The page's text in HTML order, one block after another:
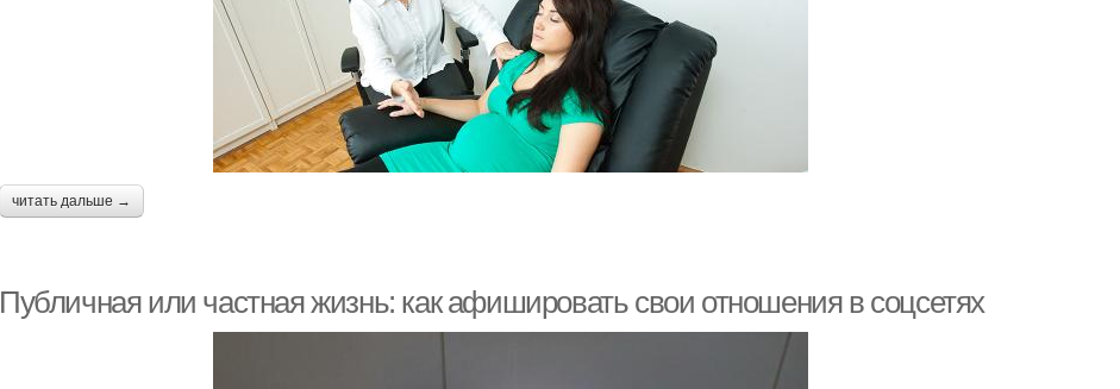
читать дальше →
Публичная или частная жизнь: как афишировать свои отношения в соцсетях